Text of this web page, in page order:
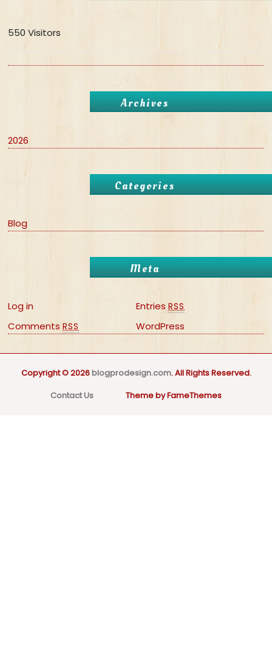
550 Visitors
Archives
2026
Categories
Blog
Meta
Log in Entries RSS
CommentsRSS WordPress
Copyright © 2026blogprodesign.com. All Rights Reserved.
Contact Us
Theme by FameThemes